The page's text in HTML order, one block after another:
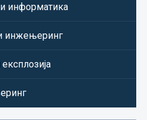
информатика
инжењеринг